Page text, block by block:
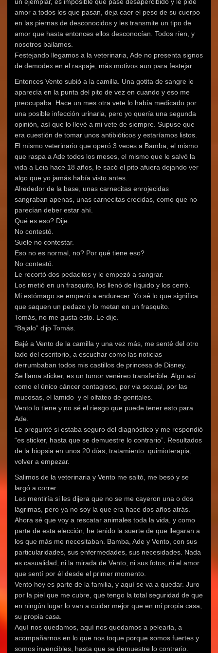
un ejemplar, es imposible que pase desapercibido y le pide
amor a todos los que pasan, deja caer el peso de su cuerpo
en las piernas de desconocidos y les transmite un tipo de
amor que hasta entonces ellos desconocían. Todos ríen, y
nosotros bailamos.
Festejando llegamos a la veterinaria, Ade no presenta signos
de demodex en el raspaje, más motivos aun para festejar.
Entonces Vento subió a la camilla. Una gotita de sangre le
aparecía en la punta del pito de vez en cuando y eso me
preocupaba. Hace un mes otra vete lo había medicado por
una posible infección urinaria, pero yo quería una segunda
opinión, así que lo llevé a mi vete de siempre. Supuse que
era cuestión de tomar unos antibióticos y estaríamos listos.
El mismo veterinario que operó 3 veces a Bamba, el mismo
que raspa a Ade todos los meses, el mismo que le salvó la
vida a Leia hace 18 años, le sacó el pito afuera dejando ver
algo que yo jamás había visto antes.
Alrededor de la base, unas carnecitas enrojecidas
sangraban apenas, unas carnecitas crecidas, como que no
parecían deber estar ahí.
Qué es eso? Dije.
No contestó.
Suele no contestar.
Eso no es normal, no? Por qué tiene eso?
No contestó.
Le recortó dos pedacitos y le empezó a sangrar.
Los metió en un frasquito, los llenó de líquido y los cerró.
Mi estómago se empezó a endurecer. Yo sé lo que significa
que saquen un pedazo y lo metan en un frasquito.
Tomás, no me gusta esto. Le dije.
“Bajalo” dijo Tomás.
Bajé a Vento de la camilla y una vez más, me senté del otro
lado del escritorio, a escuchar como las noticias
derrumbaban todos mis castillos de princesa de Disney.
Se llama sticker, es un tumor venéreo transferible. Algo así
como el único cáncer contagioso, por via sexual, por las
mucosas, el lamido y el olfateo de genitales.
Vento lo tiene y no sé el riesgo que puede tener esto para
Ade.
Le pregunté si estaba seguro del diagnóstico y me respondió
“es sticker, hasta que se demuestre lo contrario”. Resultados
de la biopsia en unos 20 días, tratamiento: quimioterapia,
volver a empezar.
Salimos de la veterinaria y Vento me saltó, me besó y se
largó a correr.
Les mentiría si les dijera que no se me cayeron una o dos
lágrimas, pero ya no soy la que era hace dos años atrás.
Ahora sé que voy a rescatar animales toda la vida, y como
parte de esta elección, he tenido la suerte de que llegaran a
los que más me necesitaban. Bamba, Ade y Vento, con sus
particularidades, sus enfermedades, sus necesidades. Nada
es casualidad, ni la mirada de Vento, ni sus fotos, ni el amor
que sentí por él desde el primer momento.
Vento hoy es parte de la familia, y aquí se va a quedar. Juro
por la piel que me cubre, que tengo la total seguridad de que
en ningún lugar lo van a cuidar mejor que en mi propia casa,
su propia casa.
Aquí nos quedamos, aquí nos quedamos a pelearla, a
acompañarnos en lo que nos toque porque somos fuertes y
somos invencibles, hasta que se demuestre lo contrario.